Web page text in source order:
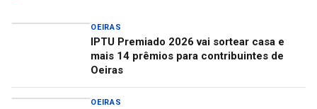
OEIRAS
IPTU Premiado 2026 vai sortear casa e
mais 14 prêmios para contribuintes de
Oeiras
OEIRAS